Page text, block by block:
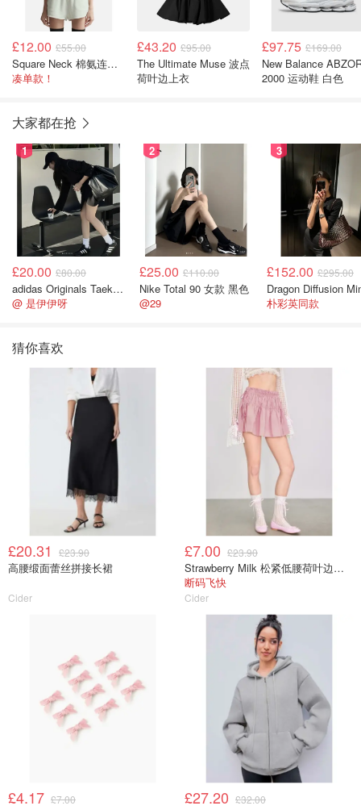
£12.00 £55.00
Square Neck 棉氨连体衣
凑单款！
£43.20 £95.00
The Ultimate Muse 波点
荷叶边上衣
£97.75 £169.00
New Balance
2000 运动鞋 白色
大家都在抢
1
£20.00 £80.00
adidas Originals Taekwondo 女款黑色运动鞋
@ 是伊伊呀
2
£25.00 £110.00
Nike Total 90 女款 黑色
@29
3
£152.00 £295.00
朴彩英同款
猜你喜欢
£20.31 £23.90
高腰缎面蕾丝拼接长裙
Cider
£7.00 £23.90
Strawberry Milk 松紧低腰荷叶边短裙
断码飞快
Cider
£4.17 £7.00 £27.20 £32.00